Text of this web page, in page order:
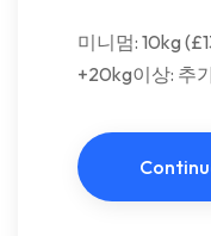
미니멈: 10kg
+20kg이상: 추